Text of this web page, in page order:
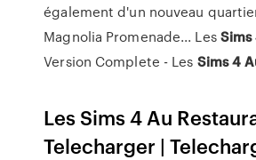
également d'un nouveau
Magnolia Promenade... LesSims
Version Complete - Les Sims4
Les Sims 4 Au
Telecharger |